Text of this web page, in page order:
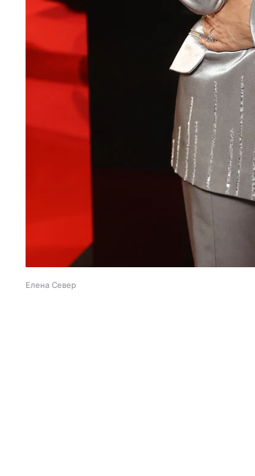
Елена Север